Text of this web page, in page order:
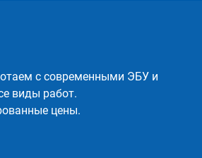
с современными ЭБУ и
виды работ.
цены.